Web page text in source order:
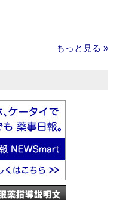
もっと見る »